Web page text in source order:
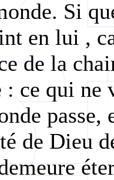
Si
en lui ,
de la
ce qui ne
passe,
de Dieu